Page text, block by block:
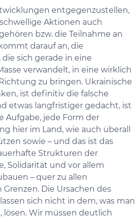
entgegenzustellen,
Aktionen auch
bzw. die Teilnahme an
darauf an, die
sich gerade in eine
verwandelt, in eine wirklich
zu bringen. Ukrainische
ist definitiv die falsche
etwas langfristiger gedacht, ist
Aufgabe, jede Form der
hier im Land, wie auch überall
sowie – und das ist das
Strukturen der
Solidarität und vor allem
– quer zu allen
Die Ursachen des
sich nicht in dem, was man
lösen. Wir müssen deutlich